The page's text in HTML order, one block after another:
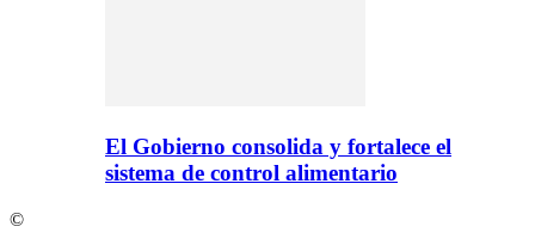
El Gobierno consolida y fortalece el
sistema de control alimentario
©